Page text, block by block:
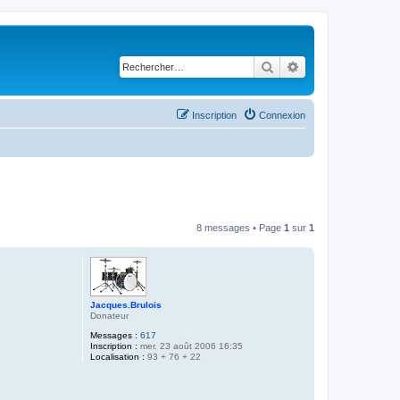
Rechercher
Connexion
Inscription
8 messages • Page 1 sur 1
Jacques.Brulois
Donateur
Messages : 617
Inscription : mer. 23 août 2006 16:35
Localisation : 93 + 76 + 22